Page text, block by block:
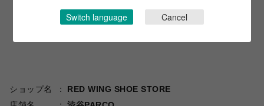
ショップ名
RED WING SHOE STORE
Switch language Cancel